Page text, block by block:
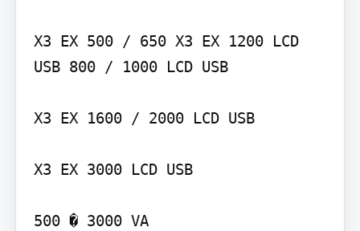
X3 EX 500 / 650 X3 EX 1200 LCD
USB 800 / 1000 LCD USB
X3 EX 1600 / 2000 LCD USB
X3 EX 3000 LCD USB
500 � 3000 VA